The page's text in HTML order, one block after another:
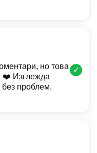
но това
❤️ Изглежда
без проблем.
✓